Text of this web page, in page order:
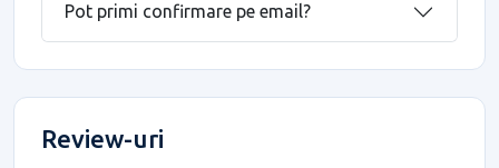
Pot primi confirmare pe email?
Review-uri